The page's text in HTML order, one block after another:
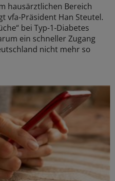
hausärztlichen Bereich
vfa-Präsident Han Steutel.
bei Typ-1-Diabetes
ein schneller Zugang
nicht mehr so